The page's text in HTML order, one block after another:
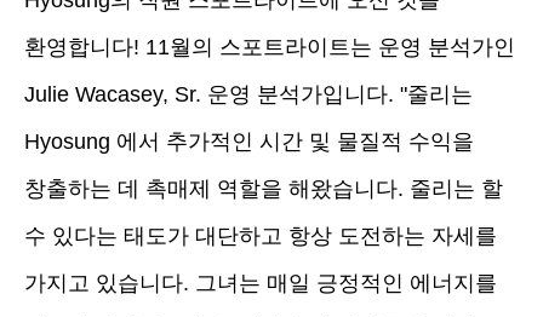
환영합니다! 11월의 스포트라이트는 운영 분석가인
Julie Wacasey, Sr. 운영 분석가입니다. "줄리는
Hyosung 에서 추가적인 시간 및 물질적 수익을
창출하는 데 촉매제 역할을 해왔습니다. 줄리는 할
수 있다는 태도가 대단하고 항상 도전하는 자세를
가지고 있습니다. 그녀는 매일 긍정적인 에너지를